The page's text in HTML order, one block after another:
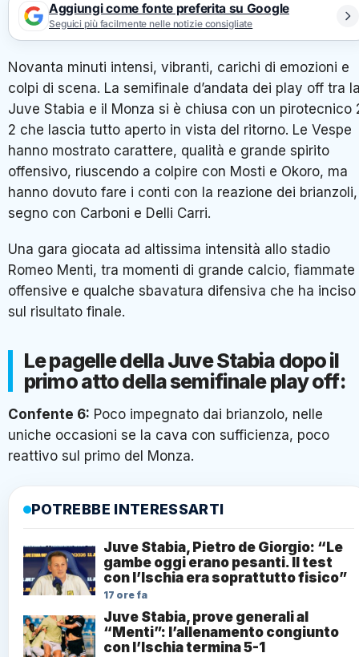
Aggiungi come fonte preferita su Google
Seguici più facilmente nelle notizie consigliate
Novanta minuti intensi, vibranti, carichi di emozioni e
colpi di scena. La semifinale d’andata dei play off tra
Juve Stabia e il Monza si è chiusa con un pirotecnico
2 che lascia tutto aperto in vista del ritorno. Le Vespe
hanno mostrato carattere, qualità e grande spirito
offensivo, riuscendo a colpire con Mosti e Okoro, ma
hanno dovuto fare i conti con la reazione dei
segno con Carboni e Delli Carri.
Una gara giocata ad altissima intensità allo stadio
Romeo Menti, tra momenti di grande calcio, fiammate
offensive e qualche sbavatura difensiva che ha inciso
sul risultato finale.
Le pagelle della Juve Stabia dopo il
primo atto della semifinale play off:
Confente 6: Poco impegnato dai brianzolo, nelle
uniche occasioni se la cava con sufficienza, poco
reattivo sul primo del Monza.
POTREBBE INTERESSARTI
Juve Stabia, Pietro de Giorgio: “Le
gambe oggi erano pesanti. Il test
con l’Ischia era soprattutto fisico”
17 ore fa
Juve Stabia, prove generali al
“Menti”: l’allenamento congiunto
con l’Ischia termina 5-1